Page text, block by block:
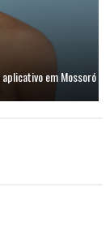
em Mossoró